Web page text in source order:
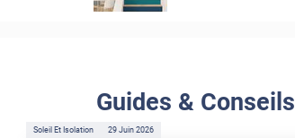
Guides & Conseils
Soleil Et Isolation 29 Juin 2026